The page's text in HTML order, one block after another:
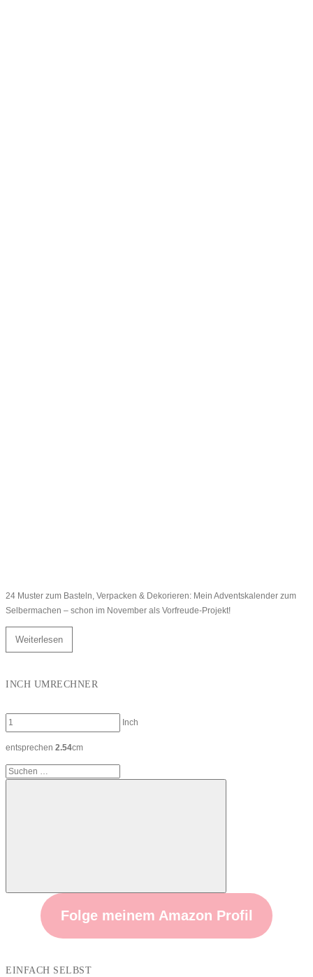
24 Muster zum Basteln, Verpacken & Dekorieren: Mein Adventskalender zum
Selbermachen – schon im November als Vorfreude-Projekt!
Weiterlesen
INCH UMRECHNER
Inch
entsprechen 2.54cm
Suchen
Folge meinem Amazon Profil
EINFACH SELBST